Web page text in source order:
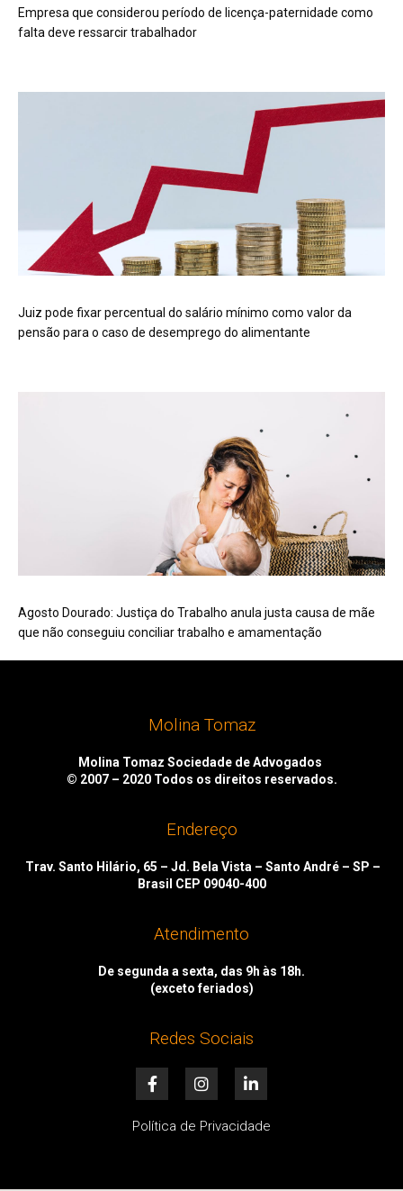
Empresa que considerou período de licença-paternidade como
falta deve ressarcir trabalhador
Juiz pode fixar percentual do salário mínimo como valor da
pensão para o caso de desemprego do alimentante
Agosto Dourado: Justiça do Trabalho anula justa causa de mãe
que não conseguiu conciliar trabalho e amamentação
Molina Tomaz
Molina Tomaz Sociedade de Advogados
© 2007 – 2020 Todos os direitos reservados.
Endereço
Trav. Santo Hilário, 65 – Jd. Bela Vista – Santo André – SP –
Brasil CEP 09040-400
Atendimento
De segunda a sexta, das 9h às 18h.
(exceto feriados)
Redes Sociais
F
a
e
I
n
t
i
k
Política de Privacidade